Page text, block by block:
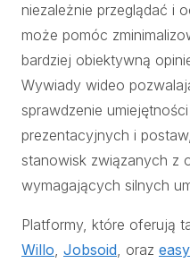
niezależnie przeglądać i
może pomóc
bardziej obiektywną
Wywiady wideo
sprawdzenie
prezentacyjnych i
stanowisk związanych z
wymagających silnych
Platformy, które oferują
Willo, Jobsoid, oraz